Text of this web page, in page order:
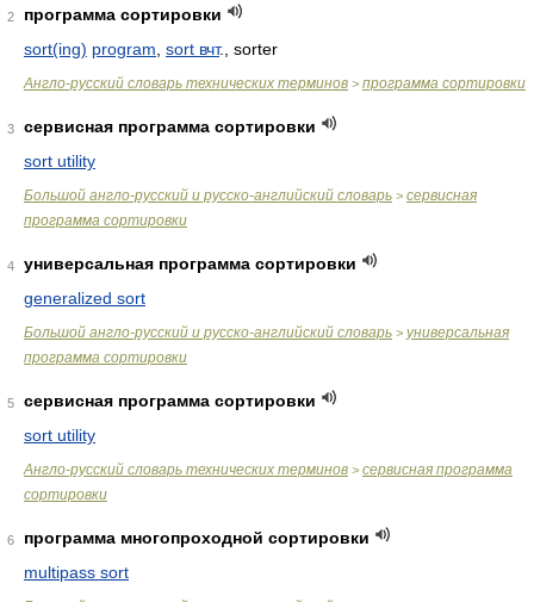
2
программа сортировки
sort(ing) program sort вчт., sorter
Англо-русский словарь технических терминов > программа сортировки
3
сервисная программа сортировки
sort utility
Большой англо-русский и русско-английский словарь > сервисная
программа сортировки
4
универсальная программа сортировки
generalized sort
Большой англо-русский и русско-английский словарь > универсальная
программа сортировки
5
сервисная программа сортировки
sort utility
Англо-русский словарь технических терминов > сервисная программа
сортировки
6
программа многопроходной сортировки
multipass sort